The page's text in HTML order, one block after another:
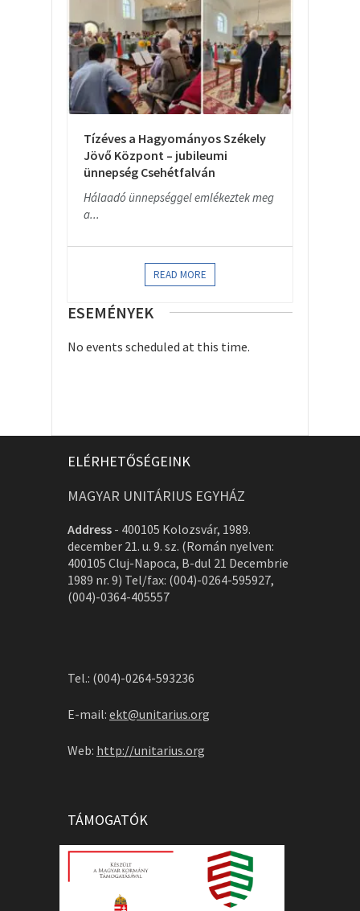
Tízéves a Hagyományos Székely
Jövő Központ – jubileumi
ünnepség Csehétfalván
Hálaadó ünnepséggel emlékeztek meg
a...
READ MORE
ESEMÉNYEK
No events scheduled at this time.
ELÉRHETŐSÉGEINK
MAGYAR UNITÁRIUS EGYHÁZ
Address - 400105 Kolozsvár, 1989.
december 21. u. 9. sz. (Román nyelven:
400105 Cluj-Napoca, B-dul 21 Decembrie
1989 nr. 9) Tel/fax: (004)-0264-595927,
(004)-0364-405557
Tel.: (004)-0264-593236
E-mail: ekt@unitarius.org
Web: http://unitarius.org
TÁMOGATÓK